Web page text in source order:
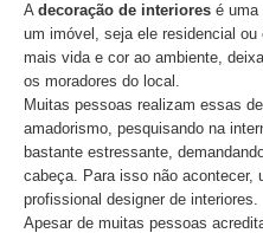
A decoração de interiores é uma
um imóvel, seja ele residencial
mais vida e cor ao ambiente,
os moradores do local.
Muitas pessoas realizam essas
amadorismo, pesquisando na
bastante estressante,
cabeça. Para isso não acontecer,
profissional designer de interiores.
Apesar de muitas pessoas